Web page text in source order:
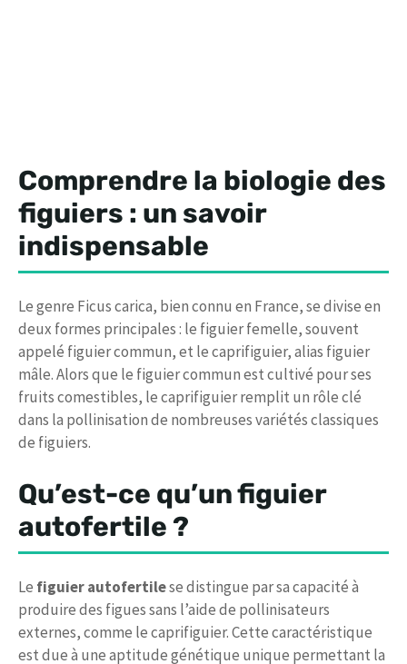
Comprendre la biologie des
figuiers : un savoir
indispensable
Le genre Ficus carica, bien connu en France, se divise en
deux formes principales : le figuier femelle, souvent
appelé figuier commun, et le caprifiguier, alias figuier
mâle. Alors que le figuier commun est cultivé pour ses
fruits comestibles, le caprifiguier remplit un rôle clé
dans la pollinisation de nombreuses variétés classiques
de figuiers.
Qu’est-ce qu’un figuier
autofertile ?
Le figuier autofertilese distingue par sa capacité à
produire des figues sans l’aide de pollinisateurs
externes, comme le caprifiguier. Cette caractéristique
est due à une aptitude génétique unique permettant la